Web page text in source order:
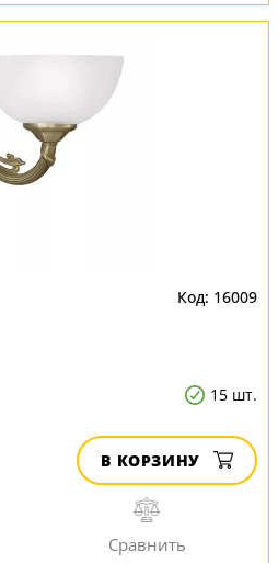
16009
15 шт.
В КОРЗИНУ